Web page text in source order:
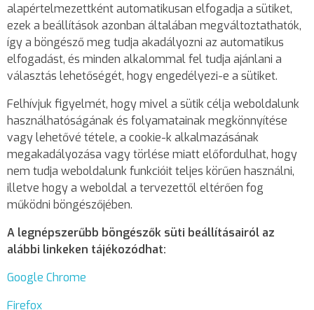
alapértelmezettként automatikusan elfogadja a sütiket,
ezek a beállítások azonban általában megváltoztathatók,
így a böngésző meg tudja akadályozni az automatikus
elfogadást, és minden alkalommal fel tudja ajánlani a
választás lehetőségét, hogy engedélyezi-e a sütiket.
Felhívjuk figyelmét, hogy mivel a sütik célja weboldalunk
használhatóságának és folyamatainak megkönnyítése
vagy lehetővé tétele, a cookie-k alkalmazásának
megakadályozása vagy törlése miatt előfordulhat, hogy
nem tudja weboldalunk funkcióit teljes körűen használni,
illetve hogy a weboldal a tervezettől eltérően fog
működni böngészőjében.
A legnépszerűbb böngészők süti beállításairól az
alábbi linkeken tájékozódhat:
Google Chrome
Firefox